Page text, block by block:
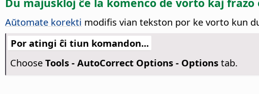
Du majuskloj ĉe la komenco de vorto kaj
Aŭtomate korekti modifis vian tekston por ke vorto kun
Por atingi ĉi tiun komandon...
Choose Tools - AutoCorrect Options - Optionstab.